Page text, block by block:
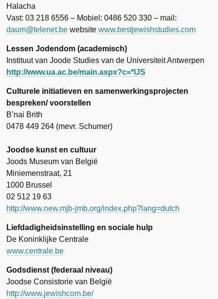
Halacha
Vast: 03 218 6556 – Mobiel: 0486 520 330 – mail:
daum@telenet.be websitewww.bestjewishstudies.com
Lessen Jodendom (academisch)
Instituut van Joode Studies van de Universiteit Antwerpen
http://www.ua.ac.be/main.aspx?c=*IJS
Culturele initiatieven en samenwerkingsprojecten
bespreken/ voorstellen
B’nai Brith
0478 449 264 (mevr. Schumer)
Joodse kunst en cultuur
Joods Museum van België
Miniemenstraat, 21
1000 Brussel
02 512 19 63
http://www.new.mjb-jmb.org/index.php?lang=dutch
Liefdadigheidsinstelling en sociale hulp
De Koninklijke Centrale
www.centrale.be
Godsdienst (federaal niveau)
Joodse Consistorie van België
http://www.jewishcom.be/